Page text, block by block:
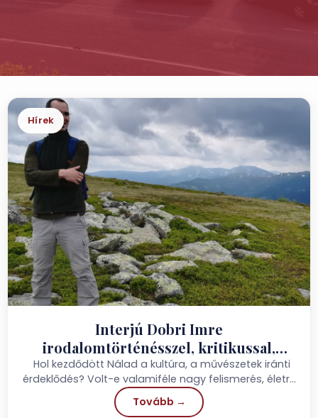
Hírek
Interjú Dobri Imre
irodalomtörténésszel, kritikussal,
szerkesztővel
Hol kezdődött Nálad a kultúra, a művészetek iránti
érdeklődés? Volt-e valamiféle nagy felismerés, életre
szóló élmény, amely...
Tovább →